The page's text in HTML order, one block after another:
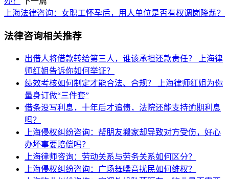
上海法律咨询：女职工怀孕后，用人单位是否有权调岗降薪？
法律咨询相关推荐
出借人将借款转给第三人，谁该承担还款责任？
上海律
师红姐告诉你如何举证？
绩效考核如何制定才能合法、合规？
上海律师红姐为你
量身订做“三件套”
借条没写利息，十年后才追债，法院还能支持逾期利息
吗？
上海侵权纠纷咨询：帮朋友搬家却导致对方受伤，好心
办坏事要赔偿吗？
上海律师咨询：劳动关系与劳务关系如何区分？
上海侵权纠纷咨询：广场舞噪音扰民如何维权？